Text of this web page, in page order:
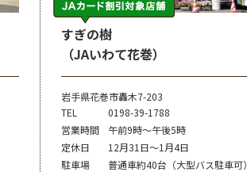
すぎの樹
（JAいわて花巻）
岩手県花巻市轟木7-203
TEL
0198-39-1788
営業時間
午前9時～午後5時
定休日
12月31日～1月4日
駐車場
普通車約40台（大型バス駐車可）